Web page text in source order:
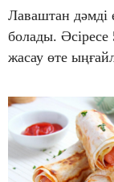
Лаваштан дәмді
болады. Әсіресе
жасау өте